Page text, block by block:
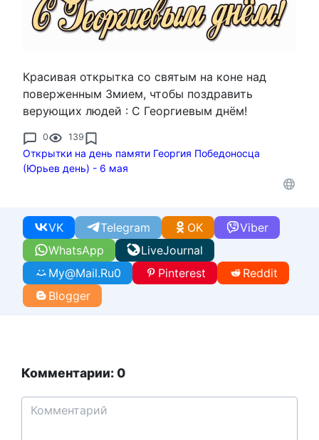
Красивая открытка со святым на коне над
поверженным Змием, чтобы поздравить
верующих людей : С Георгиевым днём!
0 139
Открытки на день памяти Георгия Победоносца
(Юрьев день) - 6 мая
WhatsApp
VK Telegram Viber
OK
LiveJournal
My@Mail.Ru0 Pinterest
Reddit
Blogger
Комментарии: 0